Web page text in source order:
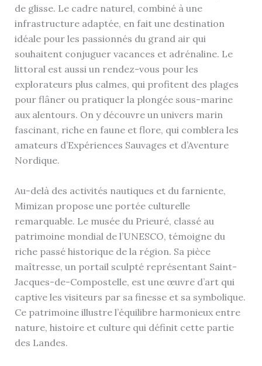
de glisse. Le cadre naturel, combiné à une
infrastructure adaptée, en fait une destination
idéale pour les passionnés du grand air qui
souhaitent conjuguer vacances et adrénaline. Le
littoral est aussi un rendez-vous pour les
explorateurs plus calmes, qui profitent des plages
pour flâner ou pratiquer la plongée sous-marine
aux alentours. On y découvre un univers marin
fascinant, riche en faune et flore, qui comblera les
amateurs d’Expériences Sauvages et d’Aventure
Nordique.
Au-delà des activités nautiques et du farniente,
Mimizan propose une portée culturelle
remarquable. Le musée du Prieuré, classé au
patrimoine mondial de l’UNESCO, témoigne du
riche passé historique de la région. Sa pièce
maîtresse, un portail sculpté représentant Saint-
Jacques-de-Compostelle, est une œuvre d’art qui
captive les visiteurs par sa finesse et sa symbolique.
Ce patrimoine illustre l’équilibre harmonieux entre
nature, histoire et culture qui définit cette partie
des Landes.